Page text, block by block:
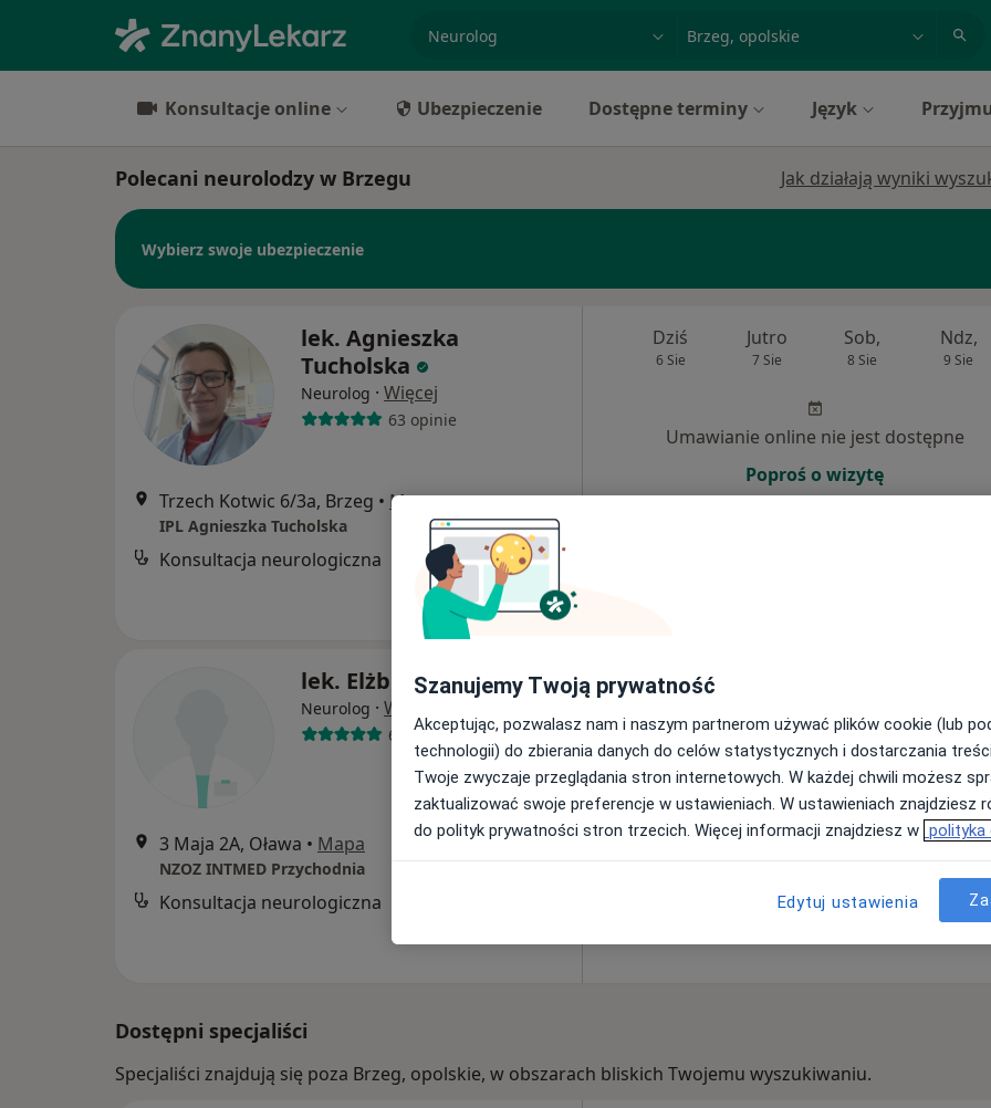
Konsultacje online Ubezpieczenie Dostępne terminy Język
Polecani neurolodzy w Brzegu Jak działają wyniki
Wybierz swoje ubezpieczenie
lek. Agnieszka
Tucholska
Neurolog · Więcej
63 opinie
Trzech Kotwic 6/3a, Brzeg • Mapa
IPL Agnieszka Tucholska
Konsultacja neurologiczna od 200 zł
Dziś
6 Sie
Jutro
7 Sie
Sob,
8 Sie
Ndz,
9 Sie
Umawianie online nie jest dostępne
Poproś o wizytę
lek. Elżbieta Tysiąc
Neurolog · Więcej
60 opinii
3 Maja 2A, Oława • Mapa
NZOZ INTMED Przychodnia
Konsultacja neurologiczna
Dziś
Umawianie online nie jest dostępne
Poproś o wizytę
Dostępni specjaliści
Specjaliści znajdują się poza Brzeg, opolskie, w obszarach bliskich Twojemu wyszukiwaniu.
Szanujemy Twoją prywatność
Akceptując, pozwalasz nam i naszym partnerom używać plików cookie (lub
technologii) do zbierania danych do celów statystycznych i dostarczania
Twoje zwyczaje przeglądania stron internetowych. W każdej chwili możesz
zaktualizować swoje preferencje w ustawieniach. W ustawieniach znajdziesz
do polityk prywatności stron trzecich. Więcej informacji znajdziesz w polityka
Edytuj ustawienia